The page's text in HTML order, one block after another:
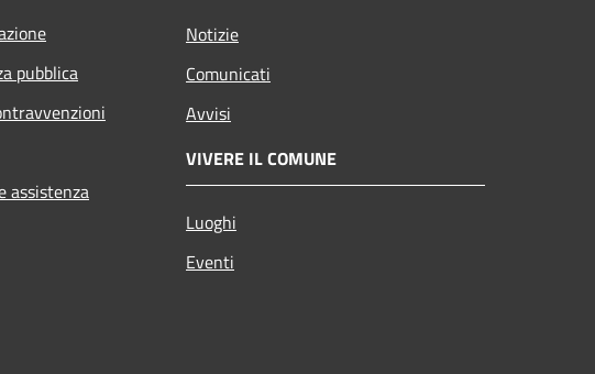
pubblica
assistenza
Notizie
Comunicati
Avvisi
VIVERE IL COMUNE
Luoghi
Eventi